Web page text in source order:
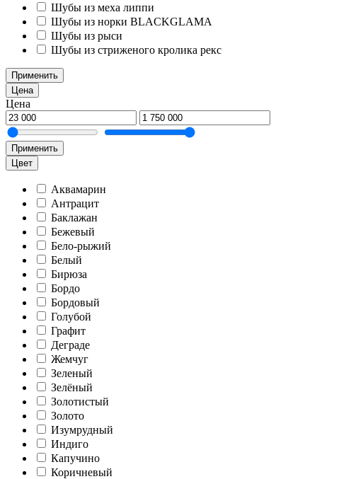
Шубы из меха липпи
Шубы из норки BLACKGLAMA
Шубы из рыси
Шубы из стриженого кролика рекс
Применить
Цена
Цена
Применить
Цвет
Аквамарин
Антрацит
Баклажан
Бежевый
Бело-рыжий
Белый
Бирюза
Бордо
Бордовый
Голубой
Графит
Деграде
Жемчуг
Зеленый
Зелёный
Золотистый
Золото
Изумрудный
Индиго
Капучино
Коричневый